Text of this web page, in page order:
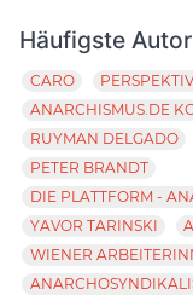
Häufigste
CARO
ANARCHISMUS.DE
RUYMAN DELGADO
PETER BRANDT
DIE PLATTFORM -
YAVOR TARINSKI
WIENER